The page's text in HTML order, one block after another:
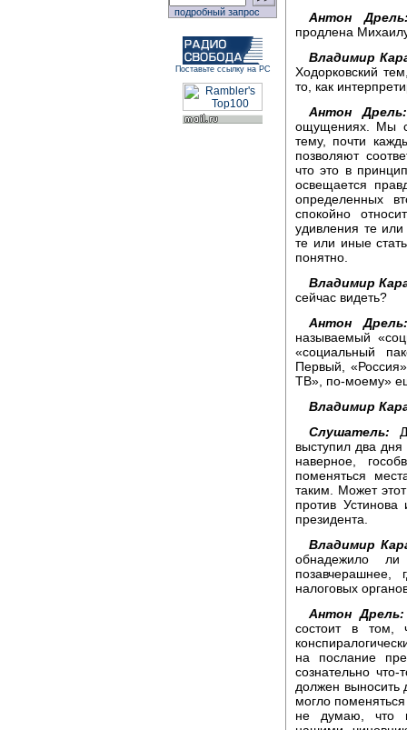
подробный запрос
Поставьте ссылку на РС
Антон
продлена
Владимир
Ходорковский
то, как
Антон Дрель:
ощущениях. Мы с
тему, почти
позволяют
что это в
освещается
определенных
спокойно
удивления те
те или иные
понятно.
Владимир
сейчас видеть?
Антон Дрель:
называемый
«социальный
Первый,
ТВ», по-моему»
Владимир
Слушатель:
выступил два
наверное,
поменяться
таким. Может
против
президента.
Владимир
обнадежило ли
налоговых
Антон Дрель:
состоит в том,
на послание
сознательно
должен выносить
могло
не думаю, что